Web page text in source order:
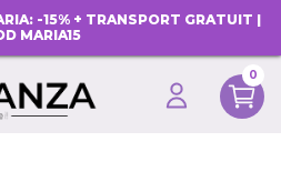
-15% + TRANSPORT GRATUIT |
MARIA15
0